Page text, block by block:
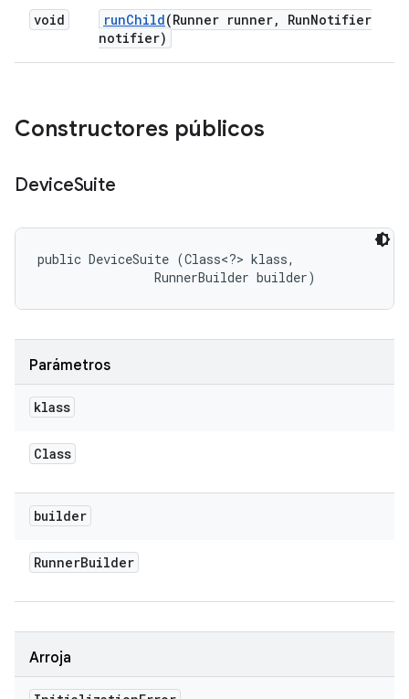
void runChild(Runner runner, RunNotifier
notifier)
Constructores públicos
DeviceSuite
public DeviceSuite (Class<?> klass,
                RunnerBuilder builder)
Parámetros
klass
Class
builder
RunnerBuilder
Arroja